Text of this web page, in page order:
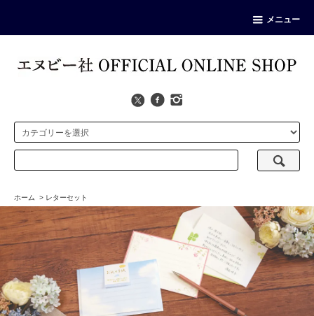
メニュー
ホーム > レターセット